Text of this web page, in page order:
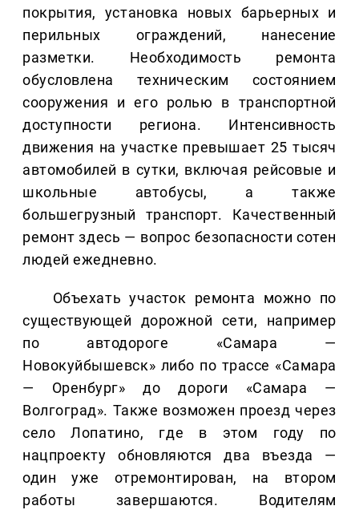
покрытия, установка новых барьерных и
перильных ограждений, нанесение
разметки. Необходимость ремонта
обусловлена техническим состоянием
сооружения и его ролью в транспортной
доступности региона. Интенсивность
движения на участке превышает 25 тысяч
автомобилей в сутки, включая рейсовые и
школьные автобусы, а также
большегрузный транспорт. Качественный
ремонт здесь — вопрос безопасности сотен
людей ежедневно.
Объехать участок ремонта можно по
существующей дорожной сети, например
по автодороге «Самара —
Новокуйбышевск» либо по трассе «Самара
— Оренбург» до дороги «Самара —
Волгоград». Также возможен проезд через
село Лопатино, где в этом году по
нацпроекту обновляются два въезда —
один уже отремонтирован, на втором
работы завершаются. Водителям